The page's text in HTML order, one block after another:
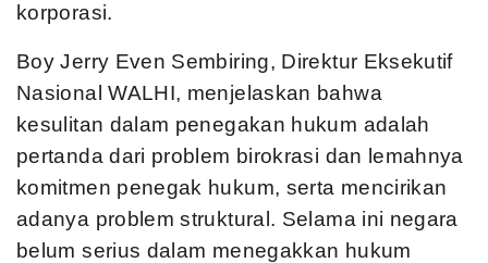
korporasi.
Boy Jerry Even Sembiring, Direktur Eksekutif
Nasional WALHI, menjelaskan bahwa
kesulitan dalam penegakan hukum adalah
pertanda dari problem birokrasi dan lemahnya
komitmen penegak hukum, serta mencirikan
adanya problem struktural. Selama ini negara
belum serius dalam menegakkan hukum